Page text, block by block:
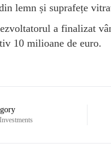
lemn și suprafețe
a finalizat
10 milioane de euro.